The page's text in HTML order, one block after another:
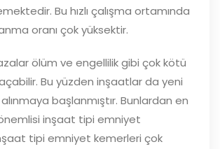
Bu hızlı çalışma ortamında
oranı çok yüksektir.
ölüm ve engellilik gibi çok kötü
Bu yüzden inşaatlar da yeni
başlanmıştır. Bunlardan en
önemlisi inşaat tipi emniyet
tipi emniyet kemerleri çok